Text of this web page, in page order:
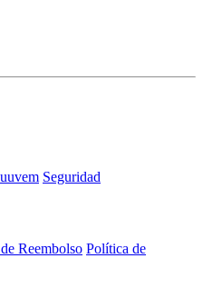
Seguridad
Reembolso Política de